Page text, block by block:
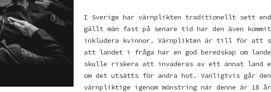
I Sverige har värnplikten traditionellt sett
gällt män fast på senare tid har den även
inkludera kvinnor. Värnplikten är till för att
att landet i fråga har en god beredskap om
skulle riskera att invaderas av ett annat land
om det utsätts för andra hot. Vanligtvis går den
värnpliktige igenom mönstring när denne är 18